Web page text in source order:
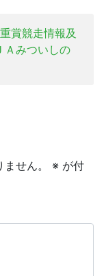
賞競走情報及
Ａみついしの
せん。 ※ が付